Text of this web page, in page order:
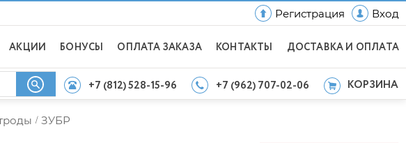
Регистрация Вход
АКЦИИ БОНУСЫ ОПЛАТА ЗАКАЗА КОНТАКТЫ ДОСТАВКА И ОПЛАТА
+7 (812) 528-15-96 +7 (962) 707-02-06 КОРЗИНА
/ ЗУБР